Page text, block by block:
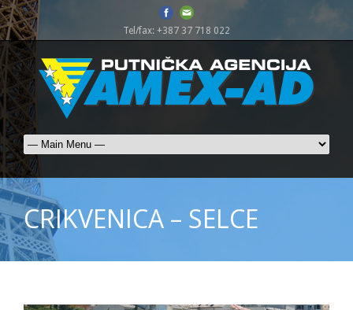
Tel/fax: +387 37 718 022
CRIKVENICA – SELCE